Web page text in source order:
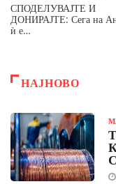
СПОДЕЛУВАЈТЕ И
ДОНИРАЈТЕ: Сега на
ѝ е…
НАЈНОВО